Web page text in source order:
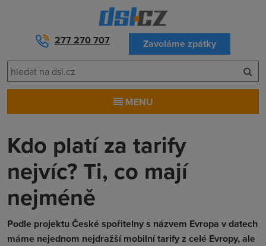
277 270 707 Zavoláme zpátky
MENU
Kdo platí za tarify
nejvíc? Ti, co mají
nejméně
Podle projektu České spořitelny s názvem Evropa v datech
máme nejednom nejdražší mobilní tarify z celé Evropy, ale